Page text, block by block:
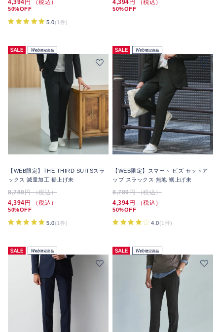
4,394 円 （税込）
50%OFF
5.0(1件)
4,394 円 （税込）
50%OFF
【WEB限定】THE THIRD SUITSスラ
ックス 減量加工 裾上げ未
8,789円 （税込）
4,394 円 （税込）
50%OFF
5.0(1件)
【WEB限定】スマート ビズ セットア
ップ スラックス 無地 裾上げ未
8,789円 （税込）
4,394 円 （税込）
50%OFF
4.0(1件)